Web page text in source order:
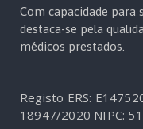
Com capacidade para
destaca-se pela
médicos prestados.
Registo ERS:
18947/2020 NIPC: